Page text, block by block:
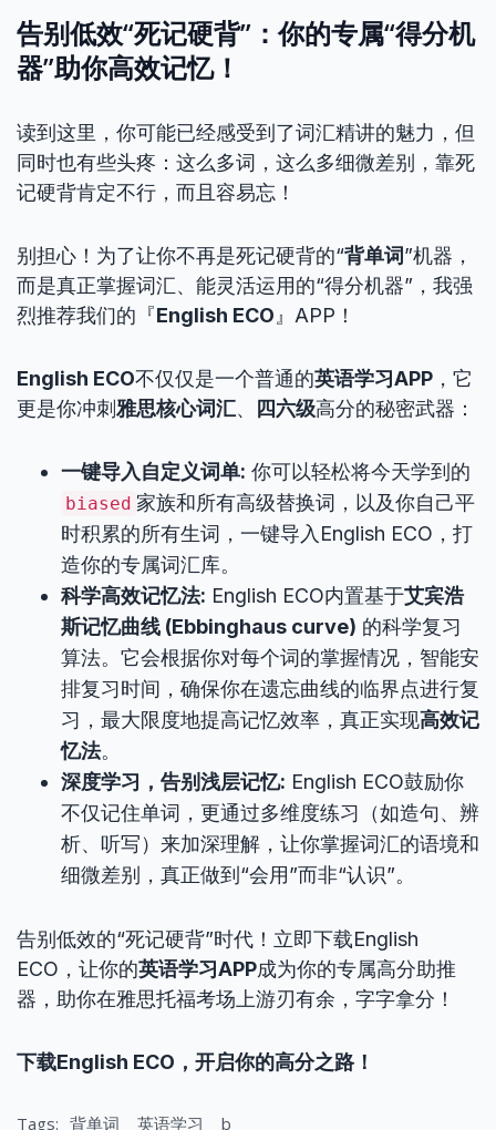
告别低效“死记硬背”：你的专属“得分机
器”助你高效记忆！
读到这里，你可能已经感受到了词汇精讲的魅力，但
同时也有些头疼：这么多词，这么多细微差别，靠死
记硬背肯定不行，而且容易忘！
别担心！为了让你不再是死记硬背的“背单词”机器，
而是真正掌握词汇、能灵活运用的“得分机器”，我强
烈推荐我们的『English ECO 』APP！
English ECO不仅仅是一个普通的英语学习APP ，它
更是你冲刺雅思核心词汇、 四六级高分的秘密武器：
一键导入自定义词单: 你可以轻松将今天学到的
biased 家族和所有高级替换词，以及你自己平
时积累的所有生词，一键导入English ECO，打
造你的专属词汇库。
科学高效记忆法: English ECO内置基于艾宾浩
斯记忆曲线 (Ebbinghaus curve) 的科学复习
算法。它会根据你对每个词的掌握情况，智能安
排复习时间，确保你在遗忘曲线的临界点进行复
习，最大限度地提高记忆效率，真正实现高效记
忆法。
深度学习，告别浅层记忆: English ECO鼓励你
不仅记住单词，更通过多维度练习（如造句、辨
析、听写）来加深理解，让你掌握词汇的语境和
细微差别，真正做到“会用”而非“认识”。
告别低效的“死记硬背”时代！立即下载English
ECO，让你的英语学习APP成为你的专属高分助推
器，助你在雅思托福考场上游刃有余，字字拿分！
下载English ECO，开启你的高分之路！
Tags: 背单词 英语学习 b